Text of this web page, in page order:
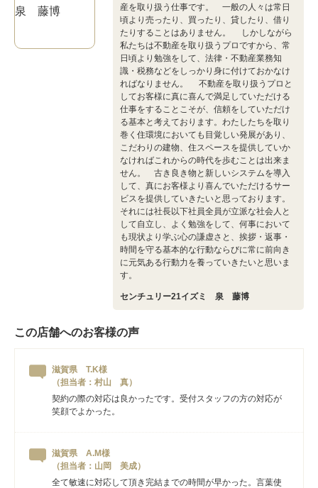
産を取り扱う仕事です。 一般の人々は常日
頃より売ったり、買ったり、貸したり、借り
たりすることはありません。 しかしながら
私たちは不動産を取り扱うプロですから、常
日頃より勉強をして、法律・不動産業務知
識・税務などをしっかり身に付けておかなけ
ればなりません。 不動産を取り扱うプロと
してお客様に真に喜んで満足していただける
仕事をすることこそが、信頼をしていただけ
る基本と考えております。わたしたちを取り
巻く住環境においても目覚しい発展があり、
こだわりの建物、住スペースを提供していか
なければこれからの時代を歩むことは出来ま
せん。 古き良き物と新しいシステムを導入
して、真にお客様より喜んでいただけるサー
ビスを提供していきたいと思っております。
それには社長以下社員全員が立派な社会人と
して自立し、よく勉強をして、何事において
も現状より学ぶ心の謙虚さと、挨拶・返事・
時間を守る基本的な行動ならびに常に前向き
に元気ある行動力を養っていきたいと思いま
す。
センチュリー21イズミ 泉 藤博
この店舗へのお客様の声
滋賀県 T.K様
（担当者：村山 真）
契約の際の対応は良かったです。受付スタッフの方の対応が
笑顔でよかった。
滋賀県 A.M様
（担当者：山岡 美成）
全て敏速に対応して頂き完結までの時間が早かった。言葉使